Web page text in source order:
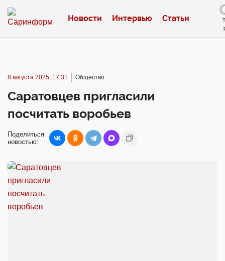
Новости Интервью Статьи
8 августа 2025, 17:31 Общество
Саратовцев пригласили
посчитать воробьев
Поделиться
новостью: